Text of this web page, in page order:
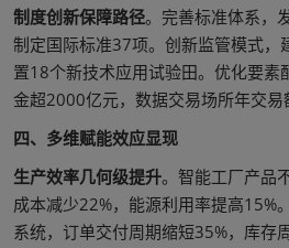
制度创新保障路径。完善标准体系，
制定国际标准37项。创新监管模式，
置18个新技术应用试验田。优化要素
金超2000亿元，数据交易场所年交易
四、多维赋能效应显现
生产效率几何级提升。智能工厂产品
成本减少22%，能源利用率提高15%
系统，订单交付周期缩短35%，库存